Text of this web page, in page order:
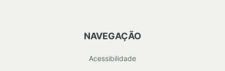
NAVEGAÇÃO
Acessibilidade